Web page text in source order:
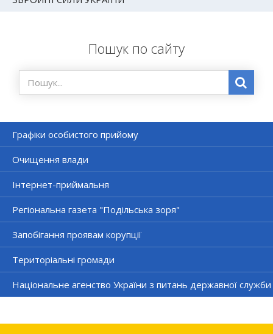
Пошук по сайту
Графіки особистого прийому
Очищення влади
Інтернет-приймальня
Регіональна газета "Подільська зоря"
Запобігання проявам корупції
Територіальні громади
Національне агенство України з питань державної служби